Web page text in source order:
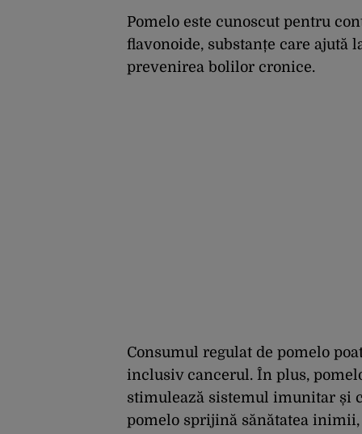
Pomelo este cunoscut pentru
flavonoide, substanțe care ajută
prevenirea bolilor cronice.
Consumul regulat de pomelo
inclusiv cancerul. În plus,
stimulează sistemul imunitar și
pomelo sprijină sănătatea